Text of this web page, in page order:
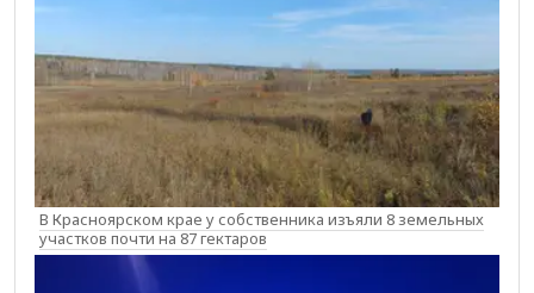
В Красноярском крае у собственника изъяли 8 земельных
участков почти на 87 гектаров